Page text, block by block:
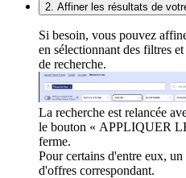
2. Affiner les résultats de
Si besoin, vous pouvez
en sélectionnant des filtres
de recherche.
La recherche est relancée
le bouton « APPLIQUER
ferme.
Pour certains d'entre eux,
d'offres correspondant.